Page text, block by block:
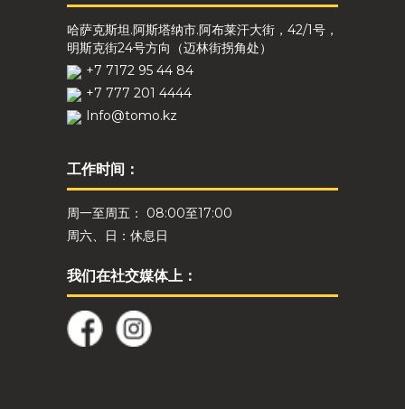
哈萨克斯坦.阿斯塔纳市.阿布莱汗大街，42/1号，
明斯克街24号方向（迈林街拐角处）
+7 7172 95 44 84
+7 777 201 4444
Info@tomo.kz
工作时间：
周一至周五： 08:00至17:00
周六、日：休息日
我们在社交媒体上：